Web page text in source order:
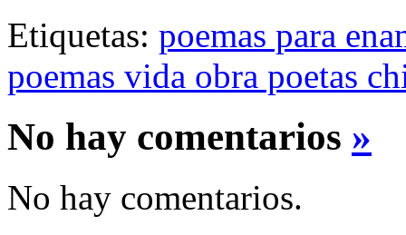
Etiquetas: poemas para
poemas vida obra poetas
No hay comentarios »
No hay comentarios.